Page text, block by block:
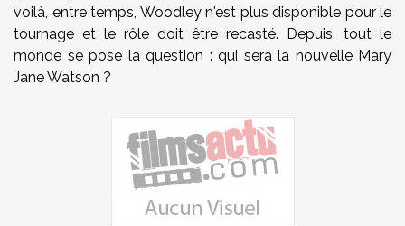
voilà, entre temps, Woodley n'est plus disponible pour le
tournage et le rôle doit être recasté. Depuis, tout le
monde se pose la question : qui sera la nouvelle Mary
Jane Watson ?